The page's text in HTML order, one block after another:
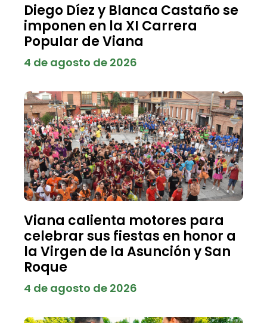
Diego Díez y Blanca Castaño se
imponen en la XI Carrera
Popular de Viana
4 de agosto de 2026
Viana calienta motores para
celebrar sus fiestas en honor a
la Virgen de la Asunción y San
Roque
4 de agosto de 2026